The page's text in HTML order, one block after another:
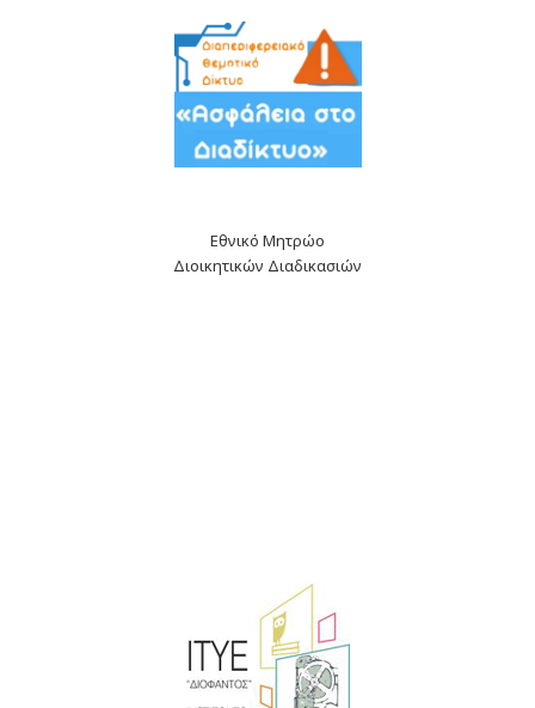
Εθνικό Μητρώο
Διοικητικών Διαδικασιών